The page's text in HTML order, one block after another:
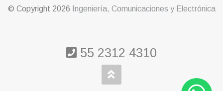
© Copyright 2026 Ingeniería, Comunicaciones y Electrónica
55 2312 4310